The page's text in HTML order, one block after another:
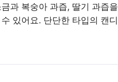
과 복숭아 과즙, 딸기 과즙을
있어요. 단단한 타입의 캔디